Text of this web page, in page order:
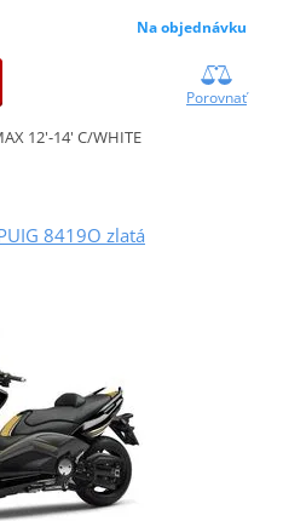
Na objednávku
Porovnať
12'-14' C/WHITE
8419O zlatá